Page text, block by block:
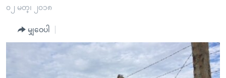
ပင်မ
အစ္စရေး-ပါလက်စတိုင်း
အင်္ဂလိပ်စာလေ့လာမယ်
အမေရိကန်သုံးအီဒီယံ
မကြေးမုံရဲ့ အင်္ဂလိပ်စာ
အပတ်စဉ်ကဏ္ဍများ
ရေဒီယိုနှင့်ရုပ်သံ အချက်အလက်များ
၀၂ မတ္၊ ၂၀၁၈
မျှဝေပါ